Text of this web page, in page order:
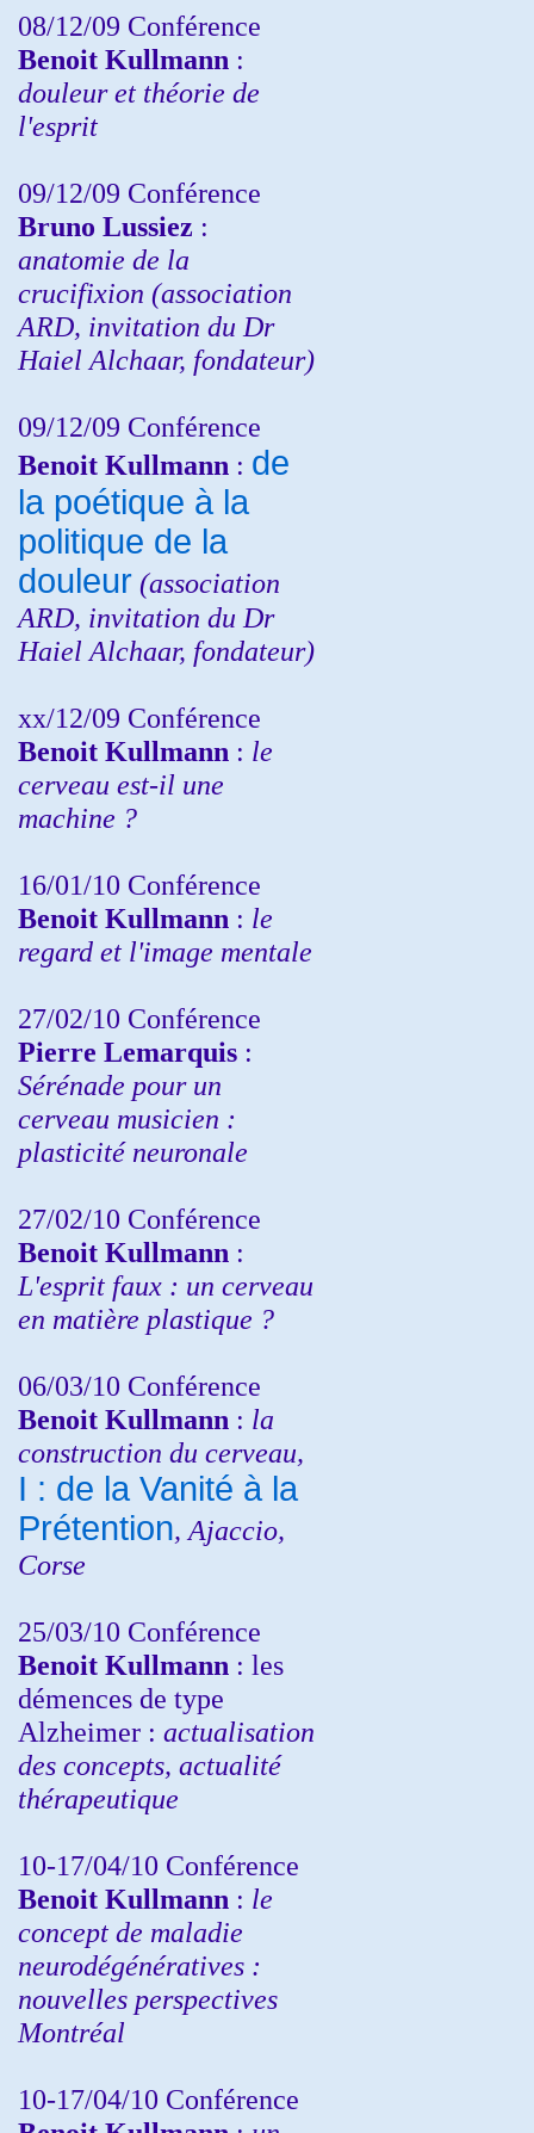
08/12/09 Conférence
Benoit Kullmann :
douleur et théorie de
l'esprit
09/12/09 Conférence
Bruno Lussiez :
anatomie de la
crucifixion (association
ARD, invitation du Dr
Haiel Alchaar, fondateur)
09/12/09 Conférence
Benoit Kullmann : de
la poétique à la
politique de la
douleur (association
ARD, invitation du Dr
Haiel Alchaar, fondateur)
xx/12/09 Conférence
Benoit Kullmann : le
cerveau est-il une
machine ?
16/01/10 Conférence
Benoit Kullmann : le
regard et l'image mentale
27/02/10 Conférence
Pierre Lemarquis :
Sérénade pour un
cerveau musicien :
plasticité neuronale
27/02/10 Conférence
Benoit Kullmann :
L'esprit faux : un cerveau
en matière plastique ?
06/03/10 Conférence
Benoit Kullmann : la
construction du cerveau,
I : de la Vanité à la
Prétention, Ajaccio,
Corse
25/03/10 Conférence
Benoit Kullmann : les
démences de type
Alzheimer : actualisation
des concepts, actualité
thérapeutique
10-17/04/10 Conférence
Benoit Kullmann : le
concept de maladie
neurodégénératives :
nouvelles perspectives
Montréal
10-17/04/10 Conférence